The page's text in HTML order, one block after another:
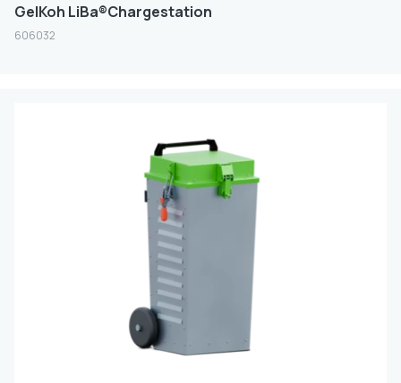
GelKoh LiBa®Chargestation
606032